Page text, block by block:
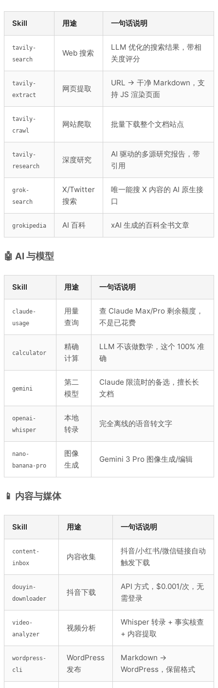
Skill 用途 一句话说明
tavily-
search
Web 搜索
LLM 优化的搜索结果，带相
关度评分
tavily-
extract
网页提取
URL → 干净 Markdown，支
持 JS 渲染页面
tavily-
crawl
网站爬取 批量下载整个文档站点
tavily-
research
深度研究
AI 驱动的多源研究报告，带
引用
grok-
search
X/Twitter
搜索
唯一能搜 X 内容的 AI 原生接
口
grokipedia AI 百科 xAI 生成的百科全书文章
🤖 AI 与模型
Skill 用途 一句话说明
claude-
usage
用量
查询
查 Claude Max/Pro 剩余额度，
不是已花费
calculator
精确
计算
LLM 不该做数学，这个 100% 准
确
gemini
第二
模型
Claude 限流时的备选，擅长长
文档
openai-
whisper
本地
转录
完全离线的语音转文字
nano-
banana-pro
图像
生成
Gemini 3 Pro 图像生成/编辑
📱 内容与媒体
Skill 用途 一句话说明
content-
inbox
内容收集
抖音/小红书/微信链接自动
触发下载
douyin-
downloader
抖音下载
API 方式，$0.001/次，无
需登录
video-
analyzer
视频分析
Whisper 转录 + 事实核查
+ 内容提取
wordpress-
cli
WordPress
发布
Markdown →
WordPress，保留格式